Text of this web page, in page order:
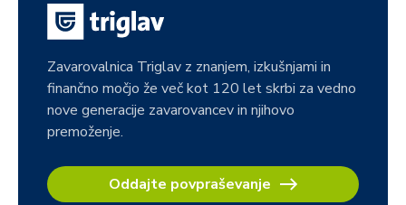
Zavarovalnica Triglav z znanjem, izkušnjami in
finančno močjo že več kot 120 let skrbi za vedno
nove generacije zavarovancev in njihovo
premoženje.
Oddajte povpraševanje